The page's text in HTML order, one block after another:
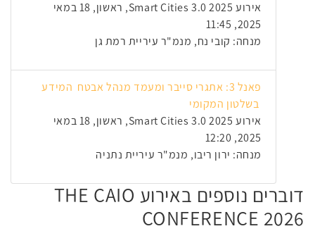
אירוע Smart Cities 3.0 2025, ראשון, 18 במאי
2025, 11:45
מנחה: קובי נח, מנמ"ר עיריית רמת גן
פאנל 3: אתגרי סייבר ומעמד מנהל אבטח המידע
בשלטון המקומי
אירוע Smart Cities 3.0 2025, ראשון, 18 במאי
2025, 12:20
מנחה: ירון ריבו, מנמ"ר עיריית נתניה
דוברים נוספים באירוע THE CAIO
CONFERENCE 2026